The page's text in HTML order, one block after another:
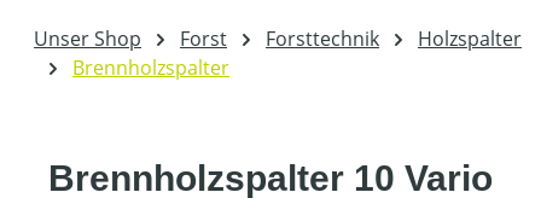
Unser Shop Forst Forsttechnik
Holzspalter
Brennholzspalter
Brennholzspalter 10 Vario